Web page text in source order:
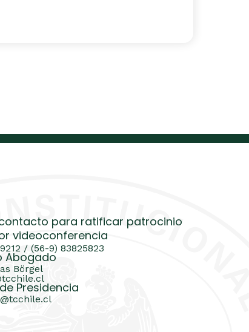
para ratificar patrocinio
videoconferencia
/ (56-9) 83825823
Abogado
Börgel
Presidencia